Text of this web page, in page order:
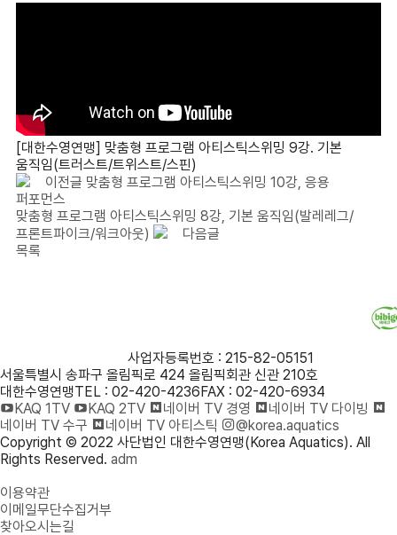
[대한수영연맹] 맞춤형 프로그램 아티스틱스위밍 9강. 기본
움직임(트러스트/트위스트/스핀)
이전글 맞춤형 프로그램 아티스틱스위밍 10강, 응용
퍼포먼스
맞춤형 프로그램 아티스틱스위밍 8강, 기본 움직임(발레레그/
프론트파이크/워크아웃)
다음글
목록
사업자등록번호 : 215-82-05151
서울특별시 송파구 올림픽로 424 올림픽회관 신관 210호
대한수영연맹TEL : 02-420-4236FAX : 02-420-6934
KAQ 1TV
KAQ 2TV 네이버 TV 경영
네이버 TV 다이빙
네이버 TV 수구
네이버 TV 아티스틱
@korea.aquatics
Copyright © 2022 사단법인 대한수영연맹(Korea Aquatics). All
Rights Reserved. adm
이용약관
이메일무단수집거부
찾아오시는길